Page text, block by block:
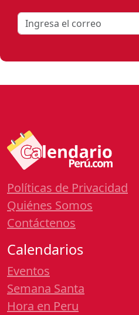
Políticas de Privacidad
Quiénes Somos
Contáctenos
Calendarios
Eventos
Semana Santa
Hora en Peru